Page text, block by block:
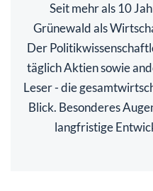
Seit mehr als 10
Grünewald als
Der
täglich Aktien sowie
Leser - die
Blick. Besonderes
langfristige